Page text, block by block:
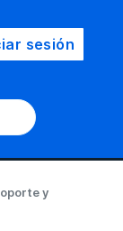
sesión
y